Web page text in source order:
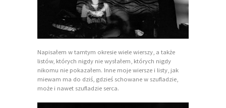
Napisałem w tamtym okresie wiele wierszy, a także
listów, których nigdy nie wysłałem, których nigdy
nikomu nie pokazałem. Inne moje wiersze i listy, jak
miewam ma do dziś, gdzieś schowane w szufladzie,
może i nawet szufladzie serca.